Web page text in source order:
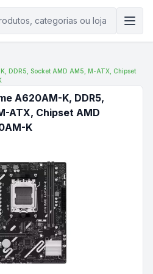
DDR5, Socket AMD AM5, M-ATX, Chipset
A620AM-K, DDR5,
ATX, Chipset AMD
K